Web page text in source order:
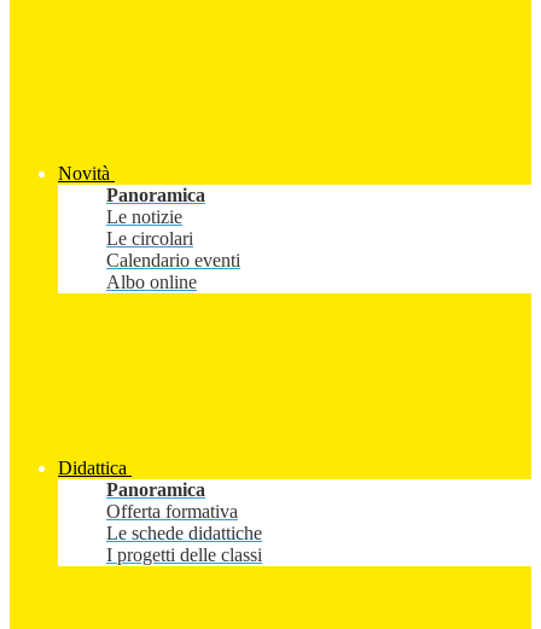
Novità
Panoramica
Le notizie
Le circolari
Calendario eventi
Albo online
Didattica
Panoramica
Offerta formativa
Le schede didattiche
I progetti delle classi